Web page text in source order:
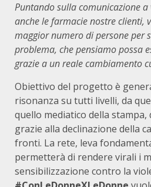
Puntando sulla comunicazione
anche le farmacie nostre clienti,
maggior numero di persone per
problema, che pensiamo possa
grazie a un reale cambiamento
Obiettivo del progetto è
risonanza su tutti livelli, da
quello mediatico della stampa,
grazie alla declinazione della
fronti. La rete, leva
permetterà di rendere virali i
sensibilizzazione contro la